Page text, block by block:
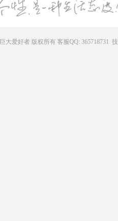
巨大爱好者版权所有 客服QQ: 365718731